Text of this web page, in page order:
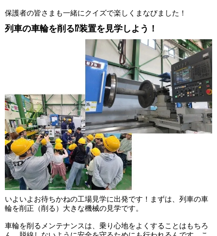
保護者の皆さまも一緒にクイズで楽しくまなびました！
列車の車輪を削る⁉装置を見学しよう！
いよいよお待ちかねの工場見学に出発です！まずは、列車の車
輪を削正（削る）大きな機械の見学です。
車輪を削るメンテナンスは、乗り心地をよくすることはもちろ